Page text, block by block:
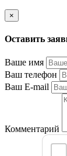
×
Оставить
Ваше имя
Ваш телефон
Ваш E-mail
Комментарий